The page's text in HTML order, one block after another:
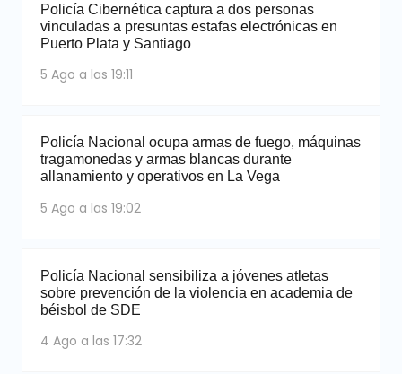
Policía Cibernética captura a dos personas
vinculadas a presuntas estafas electrónicas en
Puerto Plata y Santiago
5 Ago a las 19:11
Policía Nacional ocupa armas de fuego, máquinas
tragamonedas y armas blancas durante
allanamiento y operativos en La Vega
5 Ago a las 19:02
Policía Nacional sensibiliza a jóvenes atletas
sobre prevención de la violencia en academia de
béisbol de SDE
4 Ago a las 17:32